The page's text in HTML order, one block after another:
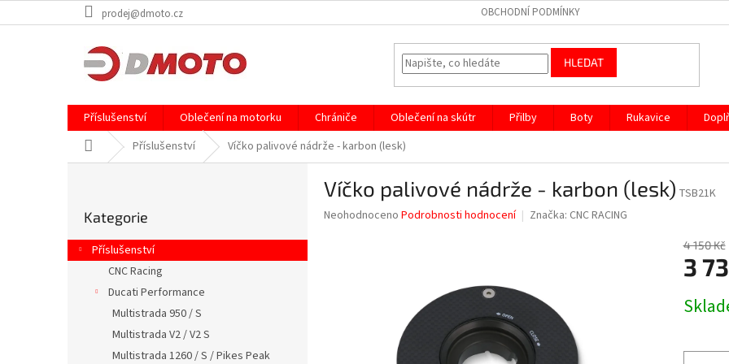
na
prodej@dmoto.cz OBCHODNÍ PODMÍNKY
HLEDAT
Příslušenství Oblečení na motorku Chrániče Oblečení na skútr Přilby Boty Rukavice
Domů Příslušenství Víčko palivové nádrže - karbon (lesk)
r
a
kategorie
Kategorie
Příslušenství
CNC Racing
Ducati Performance
Multistrada 950 / S
Multistrada V2 / V2 S
Multistrada 1260 / S / Pikes Peak
Víčko palivové nádrže - karbon (lesk) TSB21K
Průměrné
Neohodnoceno Podrobnosti hodnocení Značka: CNC RACING
4 150 Kč
3
cena: